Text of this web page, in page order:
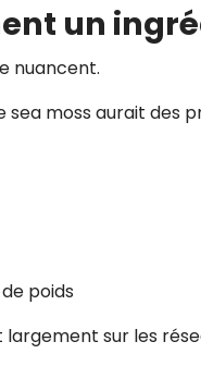
un
nuancent.
moss aurait des
poids
sur les